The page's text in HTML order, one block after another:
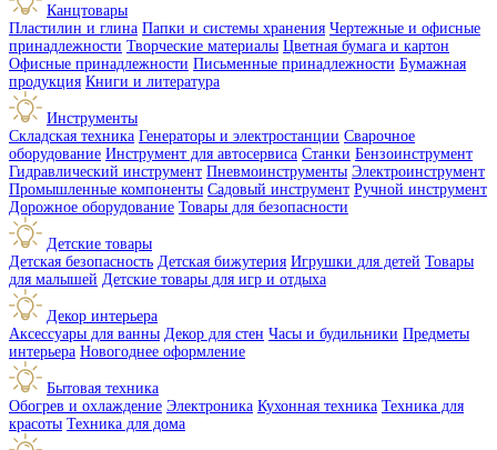
Канцтовары
Пластилин и глина Папки и системы хранения Чертежные и офисные
принадлежности Творческие материалы Цветная бумага и картон
Офисные принадлежности Письменные принадлежности Бумажная
продукция Книги и литература
Инструменты
Складская техника Генераторы и электростанции Сварочное
оборудование Инструмент для автосервиса Станки Бензоинструмент
Гидравлический инструмент Пневмоинструменты Электроинструмент
Промышленные компоненты Садовый инструмент Ручной инструмент
Дорожное оборудование Товары для безопасности
Детские товары
Детская безопасность Детская бижутерия Игрушки для детей Товары
для малышей Детские товары для игр и отдыха
Декор интерьера
Аксессуары для ванны Декор для стен Часы и будильники Предметы
интерьера Новогоднее оформление
Бытовая техника
Обогрев и охлаждение Электроника Кухонная техника Техника для
красоты Техника для дома